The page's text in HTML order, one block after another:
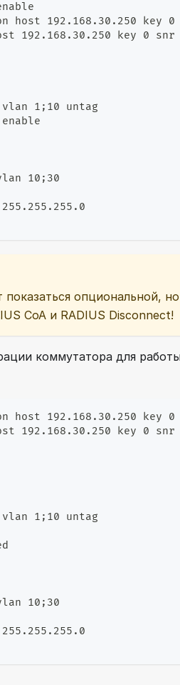
host 192.168.30.250 key
192.168.30.250 key 0
vlan 1;10 untag
10;30
опциональной,
CoA и RADIUS Disconnect!
коммутатора для
host 192.168.30.250 key
192.168.30.250 key 0
vlan 1;10 untag
10;30